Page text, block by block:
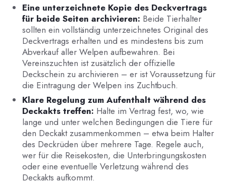
Eine unterzeichnete Kopie des Deckvertrags
für beide Seiten archivieren: Beide Tierhalter
sollten ein vollständig unterzeichnetes Original des
Deckvertrags erhalten und es mindestens bis zum
Abverkauf aller Welpen aufbewahren. Bei
Vereinszuchten ist zusätzlich der offizielle
Deckschein zu archivieren – er ist Voraussetzung für
die Eintragung der Welpen ins Zuchtbuch.
Klare Regelung zum Aufenthalt während des
Deckakts treffen: Halte im Vertrag fest, wo, wie
lange und unter welchen Bedingungen die Tiere für
den Deckakt zusammenkommen – etwa beim Halter
des Deckrüden über mehrere Tage. Regele auch,
wer für die Reisekosten, die Unterbringungskosten
oder eine eventuelle Verletzung während des
Deckakts aufkommt.